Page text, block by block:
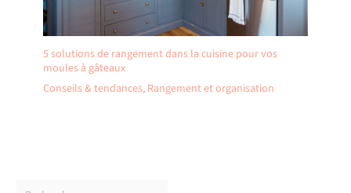
5 solutions de rangement dans la cuisine pour vos
moules à gâteaux
Conseils & tendances, Rangement et organisation